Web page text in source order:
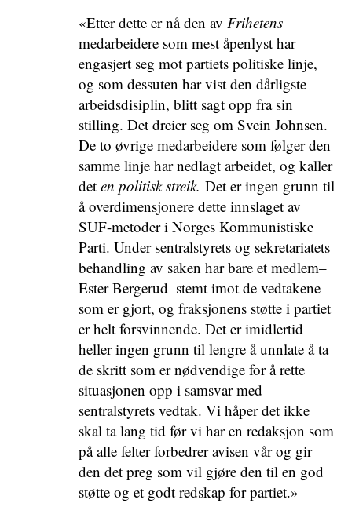
«Etter dette er nå den av Frihetens
medarbeidere som mest åpenlyst har
engasjert seg mot partiets politiske linje,
og som dessuten har vist den dårligste
arbeidsdisiplin, blitt sagt opp fra sin
stilling. Det dreier seg om Svein Johnsen.
De to øvrige medarbeidere som følger den
samme linje har nedlagt arbeidet, og kaller
det en politisk streik. Det er ingen grunn til
å overdimensjonere dette innslaget av
SUF-metoder i Norges Kommunistiske
Parti. Under sentralstyrets og sekretariatets
behandling av saken har bare et medlem–
Ester Bergerud–stemt imot de vedtakene
som er gjort, og fraksjonens støtte i partiet
er helt forsvinnende. Det er imidlertid
heller ingen grunn til lengre å unnlate å ta
de skritt som er nødvendige for å rette
situasjonen opp i samsvar med
sentralstyrets vedtak. Vi håper det ikke
skal ta lang tid før vi har en redaksjon som
på alle felter forbedrer avisen vår og gir
den det preg som vil gjøre den til en god
støtte og et godt redskap for partiet.»